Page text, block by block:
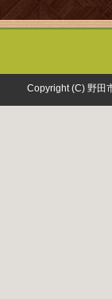
Copyright (C) 野田